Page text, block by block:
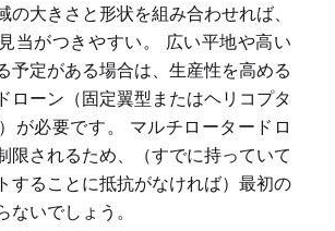
の大きさと形状を組み合わせれば、
当がつきやすい。 広い平地や高い
予定がある場合は、生産性を高める
ローン（固定翼型またはヘリコプタ
が必要です。 マルチロータードロ
限されるため、（すでに持っていて
することに抵抗がなければ）最初の
いでしょう。